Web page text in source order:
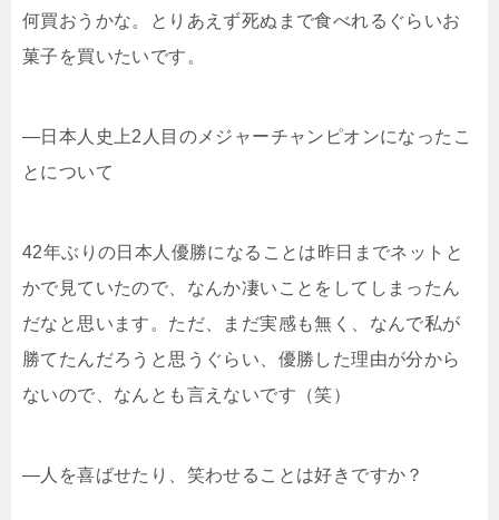
何買おうかな。とりあえず死ぬまで食べれるぐらいお
菓子を買いたいです。
―日本人史上2人目のメジャーチャンピオンになったこ
とについて
42年ぶりの日本人優勝になることは昨日までネットと
かで見ていたので、なんか凄いことをしてしまったん
だなと思います。ただ、まだ実感も無く、なんで私が
勝てたんだろうと思うぐらい、優勝した理由が分から
ないので、なんとも言えないです（笑）
―人を喜ばせたり、笑わせることは好きですか？